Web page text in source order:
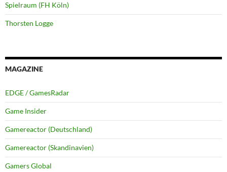
Spielraum (FH Köln)
Thorsten Logge
MAGAZINE
EDGE / GamesRadar
Game Insider
Gamereactor (Deutschland)
Gamereactor (Skandinavien)
Gamers Global